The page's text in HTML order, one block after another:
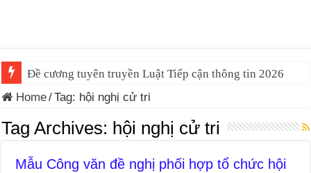
Đề cương tuyên truyền Luật Tiếp cận thông tin 2026
Home/Tag: hội nghị cử tri
Tag Archives: hội nghị cử tri
Mẫu Công văn đề nghị phối hợp tổ chức hội